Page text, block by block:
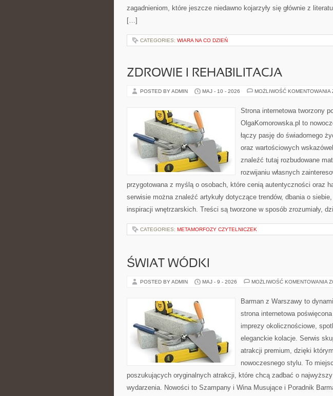
zagadnieniom, które jeszcze niedawno kojarzyły się głównie z
[…]
CATEGORIES: WIARA NA CO DZIEŃ
ZDROWIE I REHABILITACJA
POSTED BY ADMIN MAJ - 10 - 2026 MOŻLIWOŚĆ KOMENTOWANIA
Strona internetowa tworzony
OlgaKomorowska.pl to
łączy pasję do świadomego
oraz wartościowych
znaleźć tutaj rozbudowane
rozwijaniu własnych
przygotowana z myślą o osobach, które cenią autentyczności oraz
serwisie można znaleźć artykuły dotyczące trendów, dbania o
inspiracji wnętrzarskich. Treści są tworzone w sposób zrozumiały,
CATEGORIES: METAMORFOZY CZYTELNICZEK
ŚWIAT WÓDKI
POSTED BY ADMIN MAJ - 9 - 2026 MOŻLIWOŚĆ KOMENTOWANIA
Barman z Warszawy to
strona internetowa
imprezy okolicznościowe,
eleganckie kolacje. Serwis
atrakcji premium, dzięki
nowoczesnego stylu. To
poszukujących oryginalnych atrakcji, które chcą zadbać o
wydarzenia. Nowości to Szampany i Wina Musujące i Poradnik